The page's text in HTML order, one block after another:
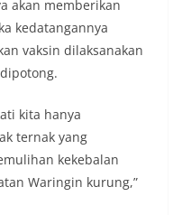
akan memberikan
kedatangannya
vaksin dilaksanakan
kita hanya
ternak yang
kekebalan
Waringin kurung,”